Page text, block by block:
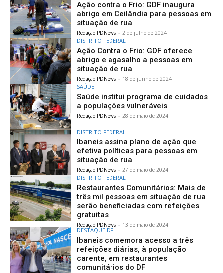
Ação contra o Frio: GDF inaugura
abrigo em Ceilândia para pessoas em
situação de rua
Redação PDNews - 2 de julho de 2024
DISTRITO FEDERAL
Ação Contra o Frio: GDF oferece
abrigo e agasalho a pessoas em
situação de rua
Redação PDNews - 18 de junho de 2024
SAÚDE
Saúde institui programa de cuidados
a populações vulneráveis
Redação PDNews - 28 de maio de 2024
DISTRITO FEDERAL
Ibaneis assina plano de ação que
efetiva políticas para pessoas em
situação de rua
Redação PDNews - 27 de maio de 2024
DISTRITO FEDERAL
Restaurantes Comunitários: Mais de
três mil pessoas em situação de rua
serão beneficiadas com refeições
gratuitas
Redação PDNews - 13 de maio de 2024
DESTAQUE DF
Ibaneis comemora acesso a três
refeições diárias, à população
carente, em restaurantes
comunitários do DF